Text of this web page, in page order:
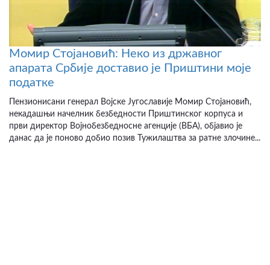
Момир Стојановић: Неко из државног
апарата Србије доставио је Приштини моје
податке
Пензионисани генерал Војске Југославије Момир Стојановић,
некадашњи начелник безбедности Приштинског корпуса и
први директор Војнобезбедносне агенције (ВБА), објавио је
данас да је поново добио позив Тужилаштва за ратне злочине...